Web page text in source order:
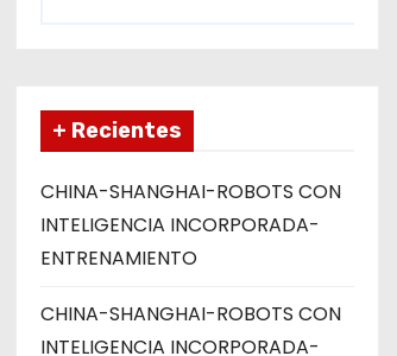
+ Recientes
CHINA-SHANGHAI-ROBOTS CON
INTELIGENCIA INCORPORADA-
ENTRENAMIENTO
CHINA-SHANGHAI-ROBOTS CON
INTELIGENCIA INCORPORADA-